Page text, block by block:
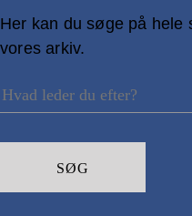
Her kan du søge på hele
vores arkiv.